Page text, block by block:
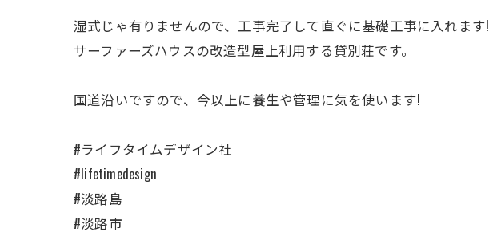
湿式じゃ有りませんので、工事完了して直ぐに基礎工事に入れます!
サーファーズハウスの改造型屋上利用する貸別荘です。
国道沿いですので、今以上に養生や管理に気を使います!
#ライフタイムデザイン社
#lifetimedesign
#淡路島
#淡路市